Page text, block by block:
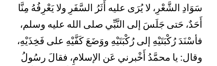
سَوَادِ الشَّعْرِ، لا يُرَى عليه أَثَرُ السَّفَرِ ولا يَعْرِفُهُ مِنَّا
أَحَدٌ، حَتى جَلَسَ إلى النَّبِّي صلى الله عليه وسلم،
فأسْنَدَ رُكْبَتَيْهِ إلى رُكْبَتَيْهِ ووَضَعَ كَفَّيْهِ على فَخِذَيْهِ،
وقال: يا محمَّدُ أَخْبرني عَن الإسلامِ، فقالَ رسُولُ